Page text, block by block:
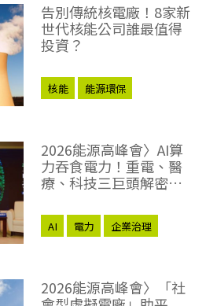
告別傳統核電廠！8家新
世代核能公司誰最值得
投資？
核能 能源環保
2026能源高峰會〉AI算
力吞食電力！重電、醫
療、科技三巨頭解密
鍵
AI 電力 企業治理
2026能源高峰會〉「社